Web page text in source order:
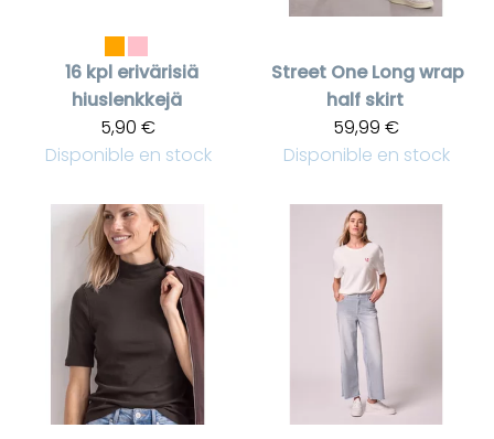
16 kpl erivärisiä
hiuslenkkejä
5,90 €
Disponible en stock
Street One Long wrap
half skirt
59,99 €
Disponible en stock